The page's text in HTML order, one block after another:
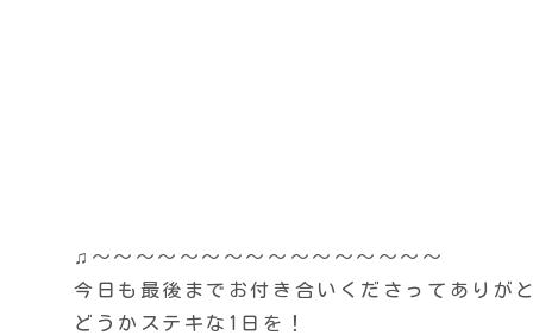
♫〜〜〜〜〜〜〜〜〜〜〜〜〜〜〜〜
今日も最後までお付き合いくださってありが
どうかステキな1日を！